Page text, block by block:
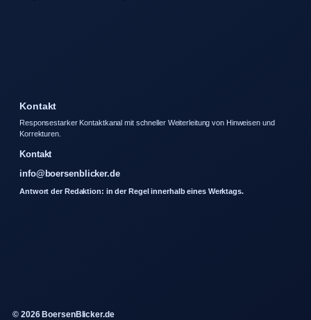
Kontakt
Responsestarker Kontaktkanal mit schneller Weiterleitung von Hinweisen und
Korrekturen.
Kontakt
info@boersenblicker.de
Antwort der Redaktion: in der Regel innerhalb eines Werktags.
© 2026 BoersenBlicker.de